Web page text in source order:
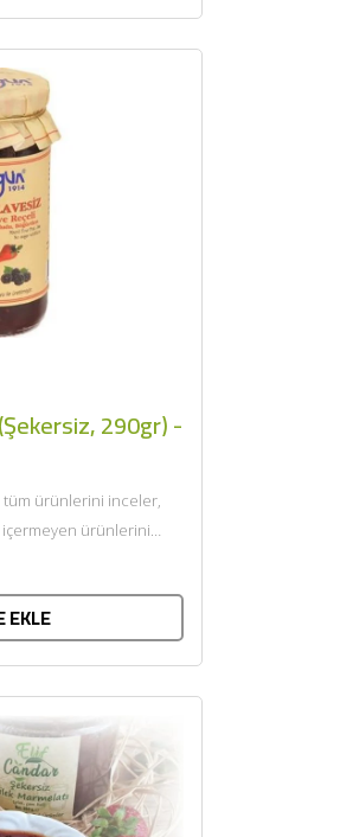
290gr) -
tüm ürünlerini inceler,
içermeyen ürünlerini
EKLE